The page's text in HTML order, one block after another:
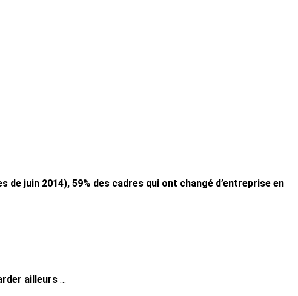
juin 2014), 59% des cadres qui ont changé d’entreprise en
ailleurs …